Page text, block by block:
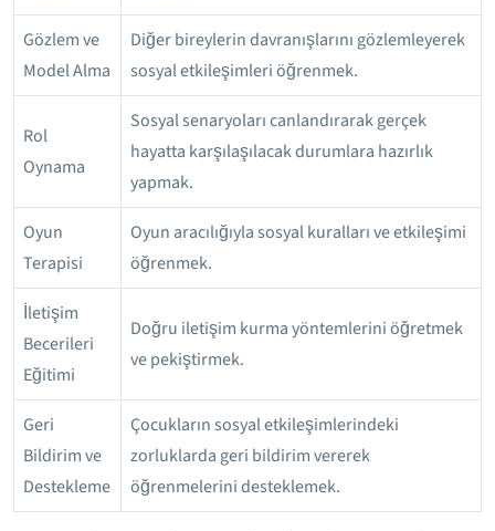
Gözlem ve
Model Alma
Diğer bireylerin davranışlarını gözlemleyerek
sosyal etkileşimleri öğrenmek.
Rol
Oynama
Sosyal senaryoları canlandırarak gerçek
hayatta karşılaşılacak durumlara hazırlık
yapmak.
Oyun
Terapisi
Oyun aracılığıyla sosyal kuralları ve etkileşimi
öğrenmek.
İletişim
Becerileri
Eğitimi
Doğru iletişim kurma yöntemlerini öğretmek
ve pekiştirmek.
Geri
Bildirim ve
Destekleme
Çocukların sosyal etkileşimlerindeki
zorluklarda geri bildirim vererek
öğrenmelerini desteklemek.